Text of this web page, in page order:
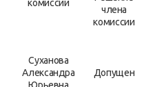
комиссии
члена
комиссии
Суханова
Александра
Допущен